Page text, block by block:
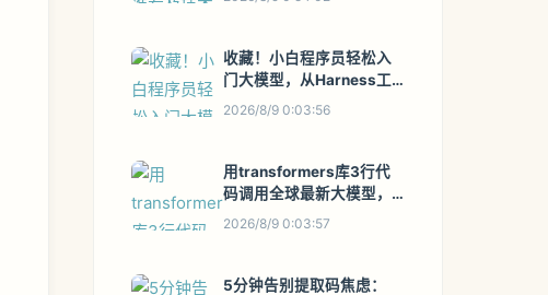
收藏！小白程序员轻松入
门大模型，从Harness工
程开始实践
2026/8/9 0:03:56
用transformers库3行代
码调用全球最新大模型，
不再依赖ChatGPT网页版
2026/8/9 0:03:57
5分钟告别提取码焦虑：